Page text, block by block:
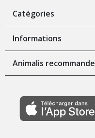
Catégories
Informations
Animalis recommande